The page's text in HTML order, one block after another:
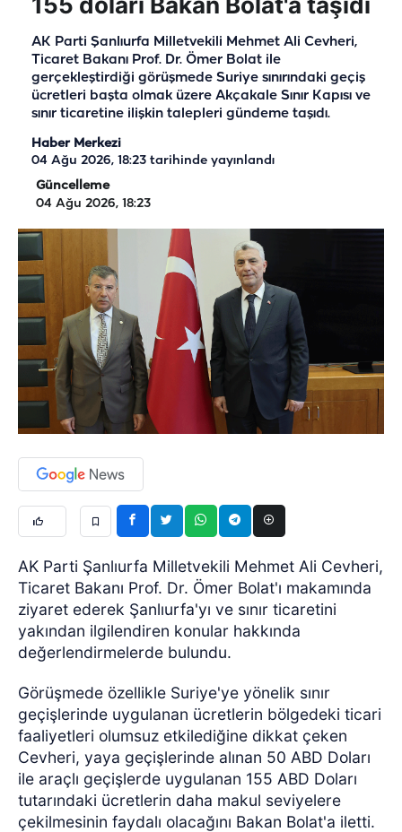
AK Parti Şanlıurfa Milletvekili Mehmet Ali Cevheri,
Ticaret Bakanı Prof. Dr. Ömer Bolat ile
gerçekleştirdiği görüşmede Suriye sınırındaki geçiş
ücretleri başta olmak üzere Akçakale Sınır Kapısı ve
sınır ticaretine ilişkin talepleri gündeme taşıdı.
Haber Merkezi
04 Ağu 2026, 18:23 tarihinde yayınlandı
Güncelleme
04 Ağu 2026, 18:23
AK Parti Şanlıurfa Milletvekili Mehmet Ali Cevheri,
Ticaret Bakanı Prof. Dr. Ömer Bolat'ı makamında
ziyaret ederek Şanlıurfa'yı ve sınır ticaretini
yakından ilgilendiren konular hakkında
değerlendirmelerde bulundu.
Görüşmede özellikle Suriye'ye yönelik sınır
geçişlerinde uygulanan ücretlerin bölgedeki ticari
faaliyetleri olumsuz etkilediğine dikkat çeken
Cevheri, yaya geçişlerinde alınan 50 ABD Doları
ile araçlı geçişlerde uygulanan 155 ABD Doları
tutarındaki ücretlerin daha makul seviyelere
çekilmesinin faydalı olacağını Bakan Bolat'a iletti.